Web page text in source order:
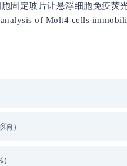
of Molt4 cells
）